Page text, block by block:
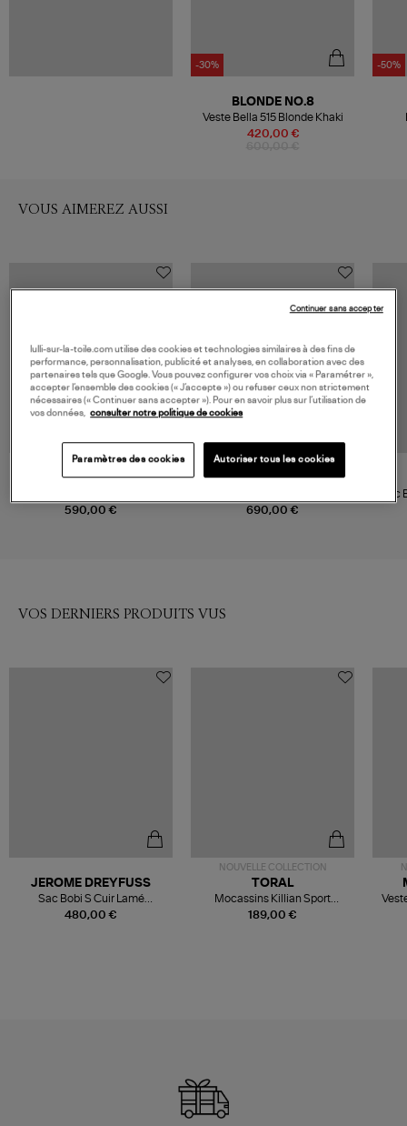
-30%
420,00 €
BLONDE NO.8
Veste Bella 515 Blonde Khaki
-50%
VOUS AIMEREZ AUSSI
590,00 €
CLARIS VIROT
690,00 €
CLARIS VIROT
Dorée Noir
Sac
VOS DERNIERS PRODUITS VUS
480,00 €
JEROME DREYFUSS
Sac Bobi S Cuir Lamé
Champagne
NOUVELLE COLLECTION
189,00 €
TORAL
Mocassins Killian Sport
Mousse
lulli-sur-la-toile.com utilise des cookies et technologies similaires à des fins de
performance, personnalisation, publicité et analyses, en collaboration avec des
partenaires tels que Google. Vous pouvez configurer vos choix via « Paramétrer »,
accepter l’ensemble des cookies (« J’accepte ») ou refuser ceux non strictement
nécessaires (« Continuer sans accepter »). Pour en savoir plus sur l’utilisation de
vos données,
consulter notre politique de cookies
Paramètres des cookies Autoriser tous les cookies
Continuer sans accepter